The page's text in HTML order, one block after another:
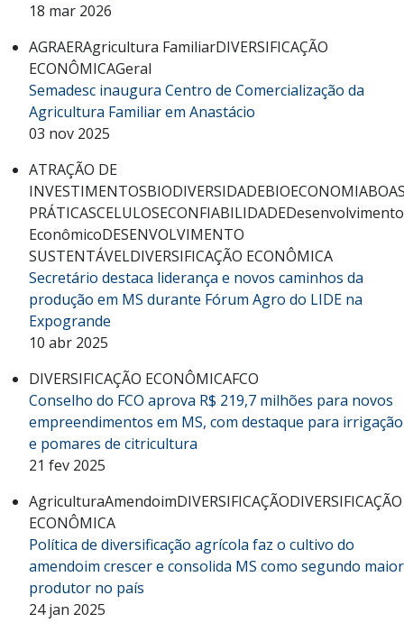
18 mar 2026
AGRAERAgricultura FamiliarDIVERSIFICAÇÃO
ECONÔMICAGeral
Semadesc inaugura Centro de Comercialização da
Agricultura Familiar em Anastácio
03 nov 2025
ATRAÇÃO DE
INVESTIMENTOSBIODIVERSIDADEBIOECONOMIA
PRÁTICASCELULOSECONFIABILIDADEDesenvolvimento
EconômicoDESENVOLVIMENTO
SUSTENTÁVELDIVERSIFICAÇÃO ECONÔMICA
Secretário destaca liderança e novos caminhos da
produção em MS durante Fórum Agro do LIDE na
Expogrande
10 abr 2025
DIVERSIFICAÇÃO ECONÔMICAFCO
Conselho do FCO aprova R$ 219,7 milhões para novos
empreendimentos em MS, com destaque para irrigação
e pomares de citricultura
21 fev 2025
AgriculturaAmendoimDIVERSIFICAÇÃODIVERSIFICAÇÃO
ECONÔMICA
Política de diversificação agrícola faz o cultivo do
amendoim crescer e consolida MS como segundo maior
produtor no país
24 jan 2025